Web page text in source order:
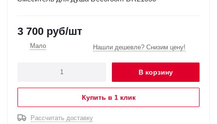
3 700 руб/шт
Мало Нашли дешевле? Снизим цену!
В корзину
Купить в 1 клик
Рассчитать доставку